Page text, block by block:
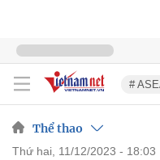
#
Thể thao
thứ hai, 11/12/2023 - 18:03